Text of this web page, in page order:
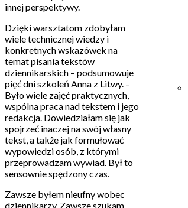
innej perspektywy.
Dzięki warsztatom zdobyłam
wiele technicznej wiedzy i
konkretnych wskazówek na
temat pisania tekstów
dziennikarskich – podsumowuje
pięć dni szkoleń Anna z Litwy. –
Było wiele zajęć praktycznych,
wspólna praca nad tekstem i jego
redakcja. Dowiedziałam się jak
spojrzeć inaczej na swój własny
tekst, a także jak formułować
wypowiedzi osób, z którymi
przeprowadzam wywiad. Był to
sensownie spędzony czas.
Zawsze byłem nieufny wobec
dziennikarzy. Zawsze szukam